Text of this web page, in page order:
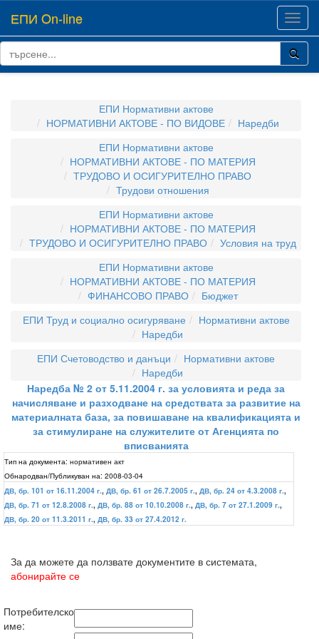
ЕПИ On-line
ЕПИ Нормативни актове
НОРМАТИВНИ АКТОВЕ - ПО ВИДОВЕ
Наредби
ЕПИ Нормативни актове
НОРМАТИВНИ АКТОВЕ - ПО МАТЕРИЯ
ТРУДОВО И ОСИГУРИТЕЛНО ПРАВО
Трудови отношения
ЕПИ Нормативни актове
НОРМАТИВНИ АКТОВЕ - ПО МАТЕРИЯ
ТРУДОВО И ОСИГУРИТЕЛНО ПРАВО
Условия на труд
ЕПИ Нормативни актове
НОРМАТИВНИ АКТОВЕ - ПО МАТЕРИЯ
ФИНАНСОВО ПРАВО
Бюджет
ЕПИ Труд и социално осигуряване
Нормативни актове
Наредби
ЕПИ Счетоводство и данъци
Нормативни актове
Наредби
Наредба № 2 от 5.11.2004 г. за условията и реда за
начисляване и разходване на средствата за развитие на
материалната база, за повишаване на квалификацията и
за стимулиране на служителите от Агенцията по
вписванията
Тип на документа: нормативен акт
Обнародван/Публикуван на: 2008-03-04
ДВ, бр. 101 от 16.11.2004 г., ДВ, бр. 61 от 26.7.2005 г., ДВ, бр. 24 от 4.3.2008 г.,
ДВ, бр. 71 от 12.8.2008 г., ДВ, бр. 88 от 10.10.2008 г., ДВ, бр. 7 от 27.1.2009 г.,
ДВ, бр. 20 от 11.3.2011 г., ДВ, бр. 33 от 27.4.2012 г.
За да можете да ползвате документите в системата,
абонирайте се
Потребителско
име: